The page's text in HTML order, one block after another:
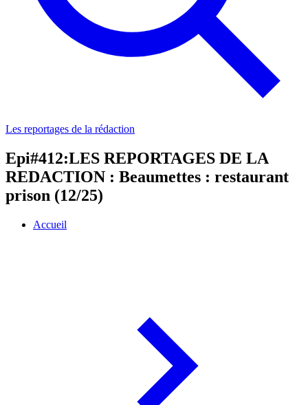
Les reportages de la rédaction
Epi#412:LES REPORTAGES DE LA
REDACTION : Beaumettes : restaurant
prison (12/25)
Accueil